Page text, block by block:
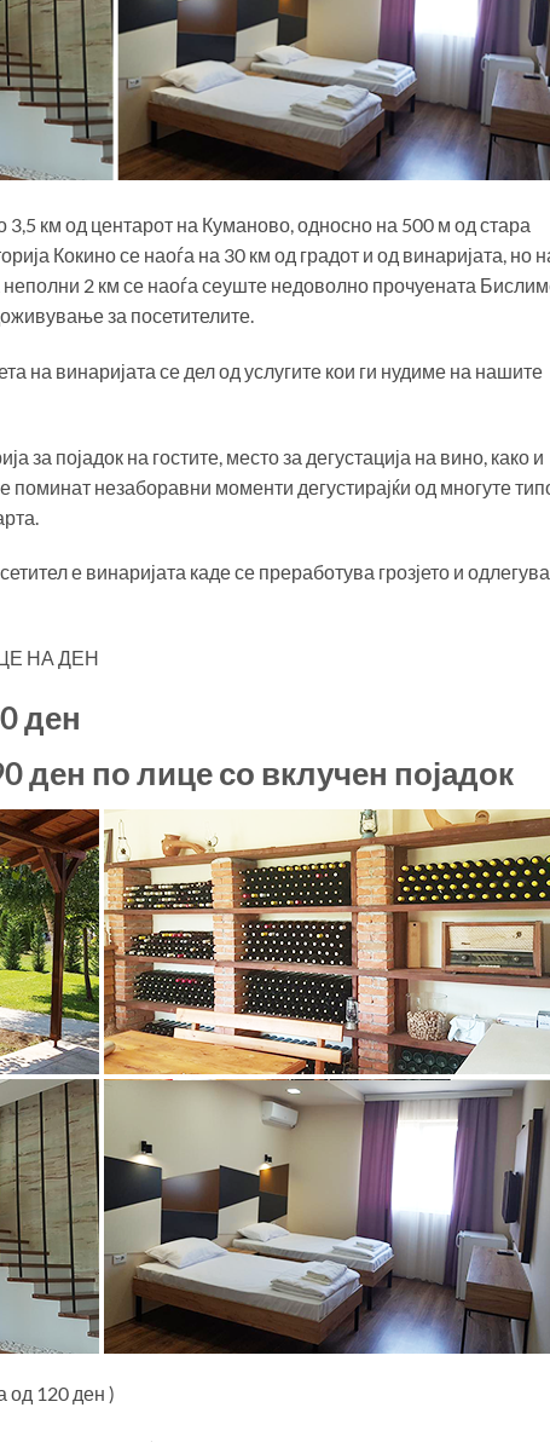
3,5 км од центарот на Куманово, односно на 500 м од стара
Кокино се наоѓа на 30 км од градот и од винаријата, но
2 км се наоѓа сеуште недоволно прочуената
за посетителите.
на винаријата се дел од услугите кои ги нудиме на нашите
за појадок на гостите, место за дегустација на вино, како и
незаборавни моменти дегустирајќи од многуте
е винаријата каде се преработува грозјето и одлегува
НА ДЕН
ден
ден по лице со вклучен појадок
од 120 ден )